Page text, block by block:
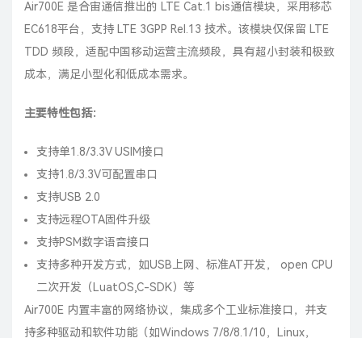
Air700E 是合宙通信推出的 LTE Cat.1 bis通信模块，采用移芯
EC618平台，支持 LTE 3GPP Rel.13 技术。该模块仅保留 LTE
TDD 频段，适配中国移动运营主流频段，具有超小封装和极致
成本，满足小型化和低成本需求。
主要特性包括：
支持单1.8/3.3V USIM接口
支持1.8/3.3V可配置串口
支持USB 2.0
支持远程OTA固件升级
支持PSM数字语音接口
支持多种开发方式，如USB上网、标准AT开发， open CPU
二次开发（LuatOS,C-SDK）等
Air700E 内置丰富的网络协议，集成多个工业标准接口，并支
持多种驱动和软件功能（如Windows 7/8/8.1/10，Linux，